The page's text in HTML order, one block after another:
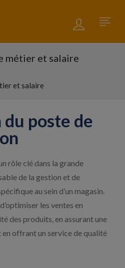
métier et salaire
et salaire
poste de
rôle clé dans la grande
de la gestion et de
au sein d’un magasin.
les ventes en
des produits, en assurant une
offrant un service de qualité